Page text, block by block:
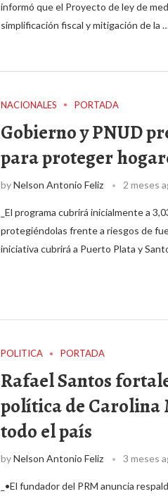
informó que el Proyecto de ley de
simplificación fiscal y mitigación de la
NACIONALES PORTADA
Gobierno y PNUD
para proteger
byNelson Antonio Feliz 2 meses
_El programa cubrirá inicialmente a
protegiéndolas frente a riesgos de
iniciativa cubrirá a Puerto Plata y
POLITICA PORTADA
Rafael Santos
política de Carolina
todo el país
byNelson Antonio Feliz 3 meses
_•El fundador del PRM anuncia